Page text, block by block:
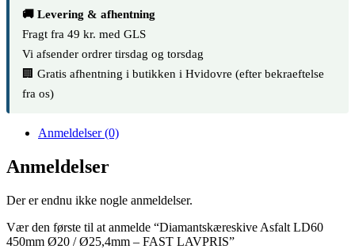
🚚 Levering & afhentning
Fragt fra 49 kr. med GLS
Vi afsender ordrer tirsdag og torsdag
🏢 Gratis afhentning i butikken i Hvidovre (efter bekraeftelse
fra os)
Anmeldelser (0)
Anmeldelser
Der er endnu ikke nogle anmeldelser.
Vær den første til at anmelde “Diamantskæreskive Asfalt LD60
450mm Ø20 / Ø25,4mm – FAST LAVPRIS”